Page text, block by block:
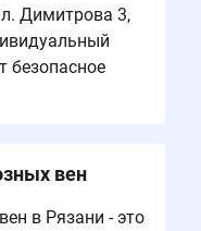
Димитрова 3,
безопасное
вен
в Рязани - это